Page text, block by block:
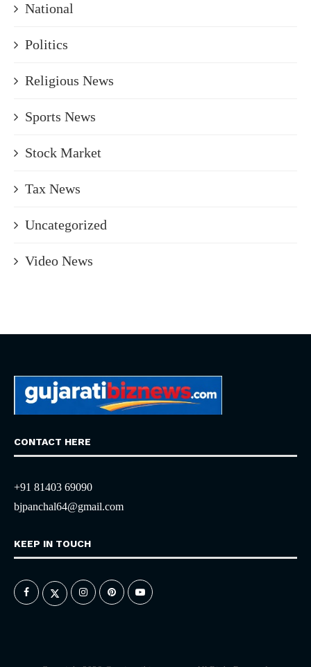
National
Politics
Religious News
Sports News
Stock Market
Tax News
Uncategorized
Video News
CONTACT HERE
+91 81403 69090
bjpanchal64@gmail.com
KEEP IN TOUCH